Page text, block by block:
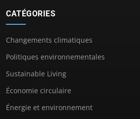
CATÉGORIES
Changements climatiques
Politiques environnementales
Sustainable Living
Économie circulaire
Énergie et environnement